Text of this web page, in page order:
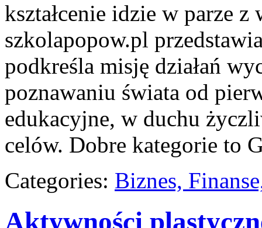
kształcenie idzie w parze
szkolapopow.pl
podkreśla misję działań
poznawaniu świata od
edukacyjne, w duchu
celów. Dobre kategorie to
Categories: Biznes,
Aktywności